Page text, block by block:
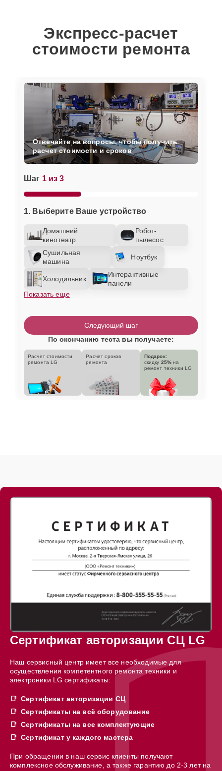
Экспресс-расчет
стоимости ремонта
Шаг 1 из 3
1. Выберите Ваше устройство
Домашний
кинотеатр
Робот-
пылесос
Сушильная
машина
Ноутбук
Холодильник
Интерактивные
панели
Показать еще
Отвечайте на вопросы, чтобы получить
расчет стоимости и сроков
Следующий шаг
По окончанию теста вы получаете:
Расчет стоимости
ремонта LG
Расчет сроков
ремонта
Подарок:
скидку 25% на
ремонт техники LG
Сертификат авторизации СЦ LG
Наш сервисный центр имеет все необходимые для
осуществления компетентного ремонта техники и
электроники LG сертификаты:
Сертификат авторизации СЦ
Сертификаты на всё оборудование
Сертификаты на все комплектующие
Сертификат у каждого мастера
При обращении в наш сервис клиенты получают
комплексное обслуживание, а также гарантию до 2-3 лет на